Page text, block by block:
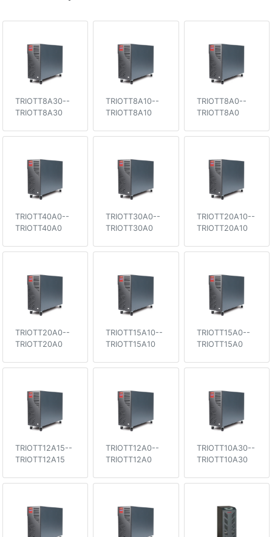
TRIOTT8A30--
TRIOTT8A30
TRIOTT8A10--
TRIOTT8A10
TRIOTT8A0--
TRIOTT8A0
TRIOTT40A0--
TRIOTT40A0
TRIOTT30A0--
TRIOTT30A0
TRIOTT20A10--
TRIOTT20A10
TRIOTT20A0--
TRIOTT20A0
TRIOTT15A10--
TRIOTT15A10
TRIOTT15A0--
TRIOTT15A0
TRIOTT12A15--
TRIOTT12A15
TRIOTT12A0--
TRIOTT12A0
TRIOTT10A30--
TRIOTT10A30